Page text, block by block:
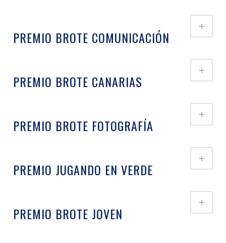
PREMIO BROTE COMUNICACIÓN
PREMIO BROTE CANARIAS
PREMIO BROTE FOTOGRAFÍA
PREMIO JUGANDO EN VERDE
PREMIO BROTE JOVEN